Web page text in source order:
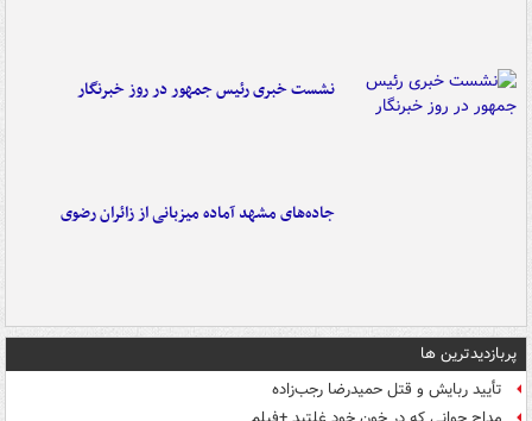
نشست خبری رئیس جمهور در روز خبرنگار
جاده‌های مشهد آماده میزبانی از زائران رضوی
پربازدیدترین ها
تأیید ربایش و قتل حمیدرضا رجب‌زاده